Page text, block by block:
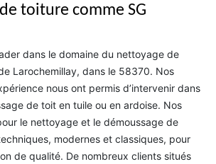
toiture comme SG
dans le domaine du nettoyage de
Larochemillay, dans le 58370. Nos
nous ont permis d’intervenir dans
de toit en tuile ou en ardoise. Nos
le nettoyage et le démoussage de
modernes et classiques, pour
de qualité. De nombreux clients situés